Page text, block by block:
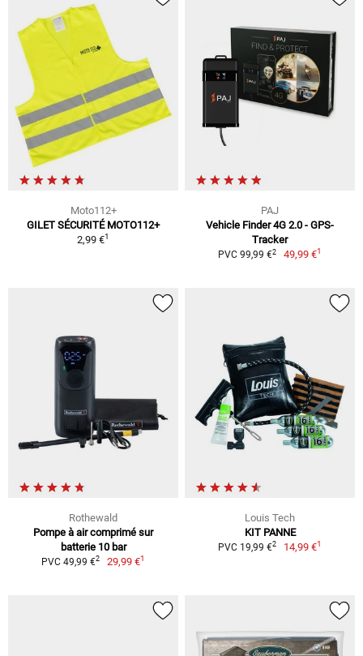
Moto112+
GILET SÉCURITÉ MOTO112+
2,99 €1
PAJ
Vehicle Finder 4G 2.0 - GPS-
Tracker
PVC 99,99 €2 49,99 €1
Rothewald
Pompe à air comprimé sur
batterie 10 bar
PVC 49,99 €2 29,99 €1
Louis Tech
KIT PANNE
PVC 19,99 €2 14,99 €1